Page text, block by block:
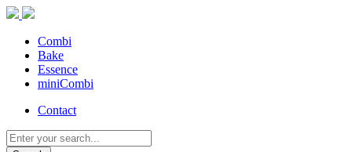
Combi
Bake
Essence
miniCombi
Contact